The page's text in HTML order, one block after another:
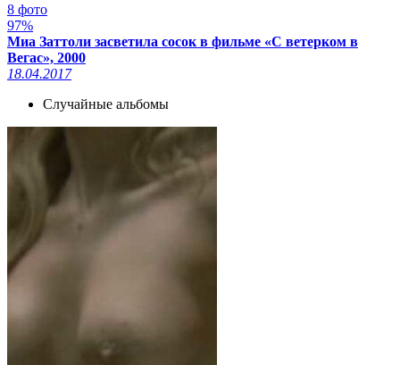
8 фото
97%
Миа Заттоли засветила сосок в фильме «С ветерком в
Вегас», 2000
18.04.2017
Случайные альбомы